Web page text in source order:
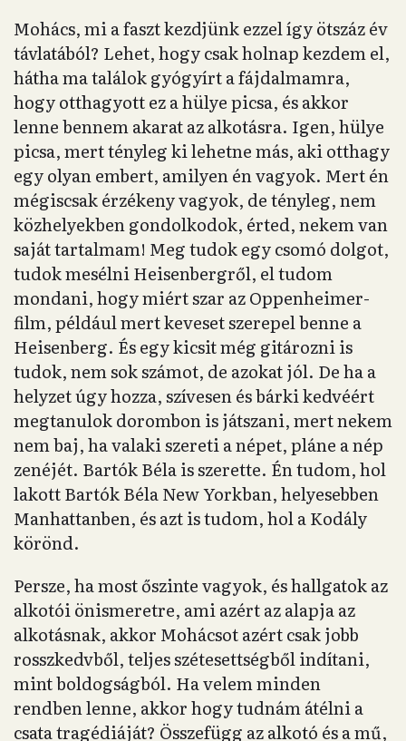
Mohács, mi a faszt kezdjünk ezzel így ötszáz év
távlatából? Lehet, hogy csak holnap kezdem el,
hátha ma találok gyógyírt a fájdalmamra,
hogy otthagyott ez a hülye picsa, és akkor
lenne bennem akarat az alkotásra. Igen, hülye
picsa, mert tényleg ki lehetne más, aki otthagy
egy olyan embert, amilyen én vagyok. Mert én
mégiscsak érzékeny vagyok, de tényleg, nem
közhelyekben gondolkodok, érted, nekem van
saját tartalmam! Meg tudok egy csomó dolgot,
tudok mesélni Heisenbergről, el tudom
mondani, hogy miért szar az Oppenheimer-
film, például mert keveset szerepel benne a
Heisenberg. És egy kicsit még gitározni is
tudok, nem sok számot, de azokat jól. De ha a
helyzet úgy hozza, szívesen és bárki kedvéért
megtanulok dorombon is játszani, mert nekem
nem baj, ha valaki szereti a népet, pláne a nép
zenéjét. Bartók Béla is szerette. Én tudom, hol
lakott Bartók Béla New Yorkban, helyesebben
Manhattanben, és azt is tudom, hol a Kodály
körönd.
Persze, ha most őszinte vagyok, és hallgatok az
alkotói önismeretre, ami azért az alapja az
alkotásnak, akkor Mohácsot azért csak jobb
rosszkedvből, teljes szétesettségből indítani,
mint boldogságból. Ha velem minden
rendben lenne, akkor hogy tudnám átélni a
csata tragédiáját? Összefügg az alkotó és a mű,